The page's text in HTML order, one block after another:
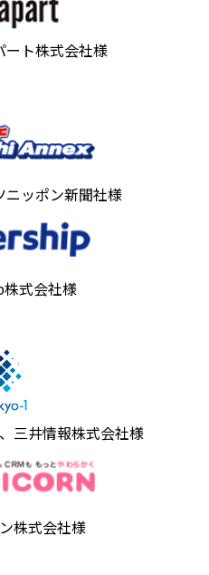
ート株式会社様
ニッポン新聞社様
式会社様
三井情報株式会社様
株式会社様